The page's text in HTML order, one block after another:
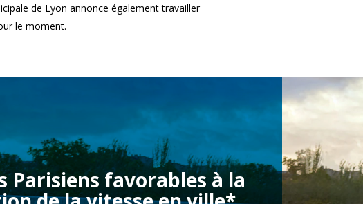
de Lyon annonce également travailler
le moment.
Parisiens favorables à la